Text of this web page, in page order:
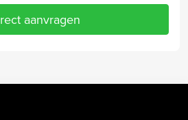
aanvragen